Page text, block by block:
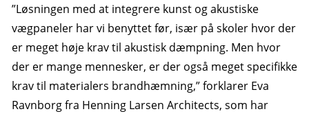
”Løsningen med at integrere kunst og akustiske
vægpaneler har vi benyttet før, især på skoler hvor der
er meget høje krav til akustisk dæmpning. Men hvor
der er mange mennesker, er der også meget specifikke
krav til materialers brandhæmning,” forklarer Eva
Ravnborg fra Henning Larsen Architects, som har